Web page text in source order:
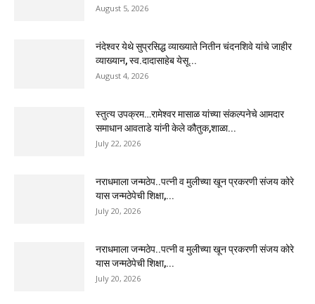
August 5, 2026
नंदेश्वर येथे सुप्रसिद्ध व्याख्याते नितीन चंदनशिवे यांचे जाहीर
व्याख्यान, स्व.दादासाहेब येसू...
August 4, 2026
स्तुत्य उपक्रम…रामेश्वर मासाळ यांच्या संकल्पनेचे आमदार
समाधान आवताडे यांनी केले कौतुक,शाळा...
July 22, 2026
नराधमाला जन्मठेप..पत्नी व मुलीच्या खून प्रकरणी संजय कोरे
यास जन्मठेपेची शिक्षा,...
July 20, 2026
नराधमाला जन्मठेप..पत्नी व मुलीच्या खून प्रकरणी संजय कोरे
यास जन्मठेपेची शिक्षा,...
July 20, 2026